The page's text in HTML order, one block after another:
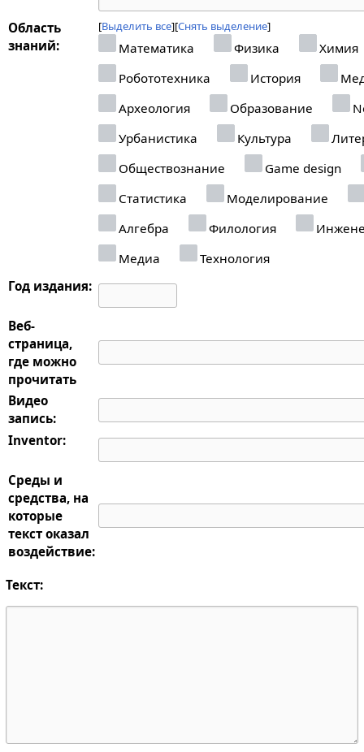
Область
знаний:
Выделить все Снять выделение
Математика Физика
Химия
Робототехника
История
Археология
Образование
Урбанистика
Культура
Обществознание
Game design
Статистика
Моделирование
Алгебра
Филология
Медиа
Технология
Год издания:
Веб-
страница,
где можно
прочитать
Видео
запись:
Inventor:
Среды и
средства, на
которые
текст оказал
воздействие:
Текст: